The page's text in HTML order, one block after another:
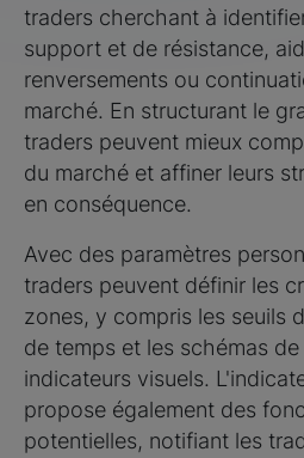
traders cherchant à
support et de résistance,
renversements ou
marché. En structurant le
traders peuvent mieux
du marché et affiner leurs
en conséquence.
Avec des paramètres
traders peuvent définir les
zones, y compris les seuils
de temps et les schémas
indicateurs visuels.
propose également des
potentielles, notifiant les